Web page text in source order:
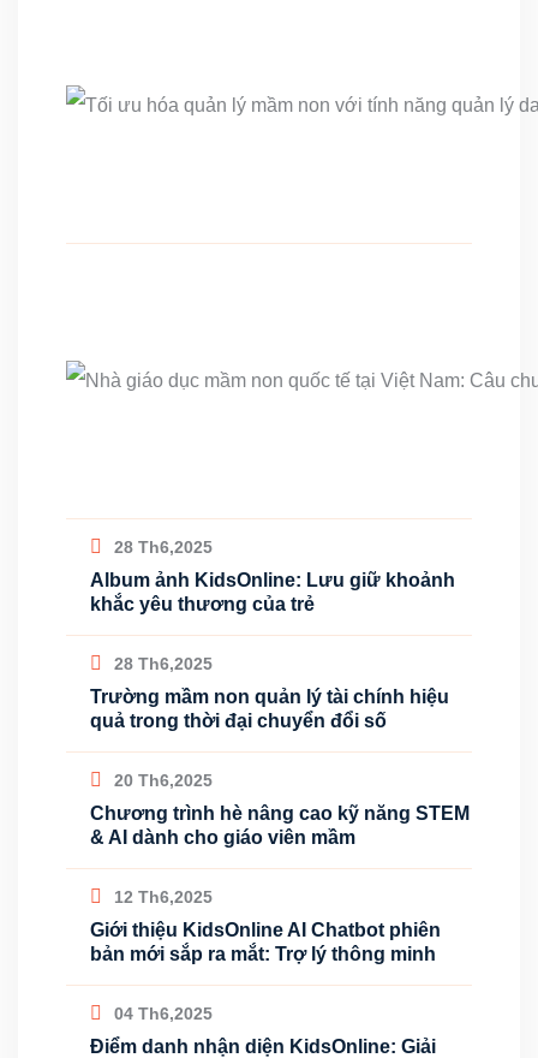
28 Th6,2025
Album ảnh KidsOnline: Lưu giữ khoảnh
khắc yêu thương của trẻ
28 Th6,2025
Trường mầm non quản lý tài chính hiệu
quả trong thời đại chuyển đổi số
20 Th6,2025
Chương trình hè nâng cao kỹ năng STEM
& AI dành cho giáo viên mầm
12 Th6,2025
Giới thiệu KidsOnline AI Chatbot phiên
bản mới sắp ra mắt: Trợ lý thông minh
04 Th6,2025
Điểm danh nhận diện KidsOnline: Giải